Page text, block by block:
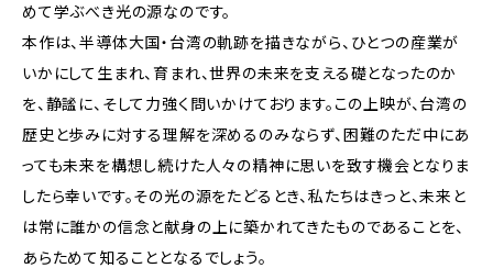
めて学ぶべき光の源なのです。
本作は、半導体大国・台湾の軌跡を描きながら、ひとつの産業が
いかにして生まれ、育まれ、世界の未来を支える礎となったのか
を、静謐に、そして力強く問いかけております。この上映が、台湾の
歴史と歩みに対する理解を深めるのみならず、困難のただ中にあ
っても未来を構想し続けた人々の精神に思いを致す機会となりま
したら幸いです。その光の源をたどるとき、私たちはきっと、未来と
は常に誰かの信念と献身の上に築かれてきたものであることを、
あらためて知ることとなるでしょう。